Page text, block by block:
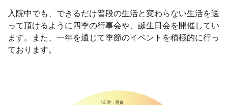
入院中でも、できるだけ普段の生活と変わらない生活を送
って頂けるように四季の行事会や、誕生日会を開催してい
ます。また、一年を通じて季節のイベントを積極的に行っ
ております。